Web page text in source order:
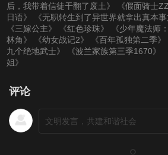
后，我带着信徒干翻了废土》
《假面骑士
日语》
《无职转生到了异世界就拿出真本事
《三嫁公主》
《红色珍珠》 《少年魔法师
林角》
《幼女战记2》 《百年孤独第二季》
九个绝地武士》
《波兰家族第三季1670》
姐》
评论